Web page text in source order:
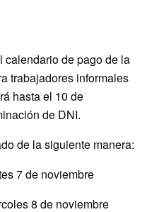
calendario de pago de la
trabajadores informales
hasta el 10 de
de DNI.
de la siguiente manera:
7 de noviembre
8 de noviembre